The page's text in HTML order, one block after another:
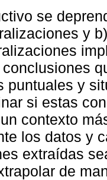
se
y
puntuales y
si estas
contexto
los datos y
extraídas
de